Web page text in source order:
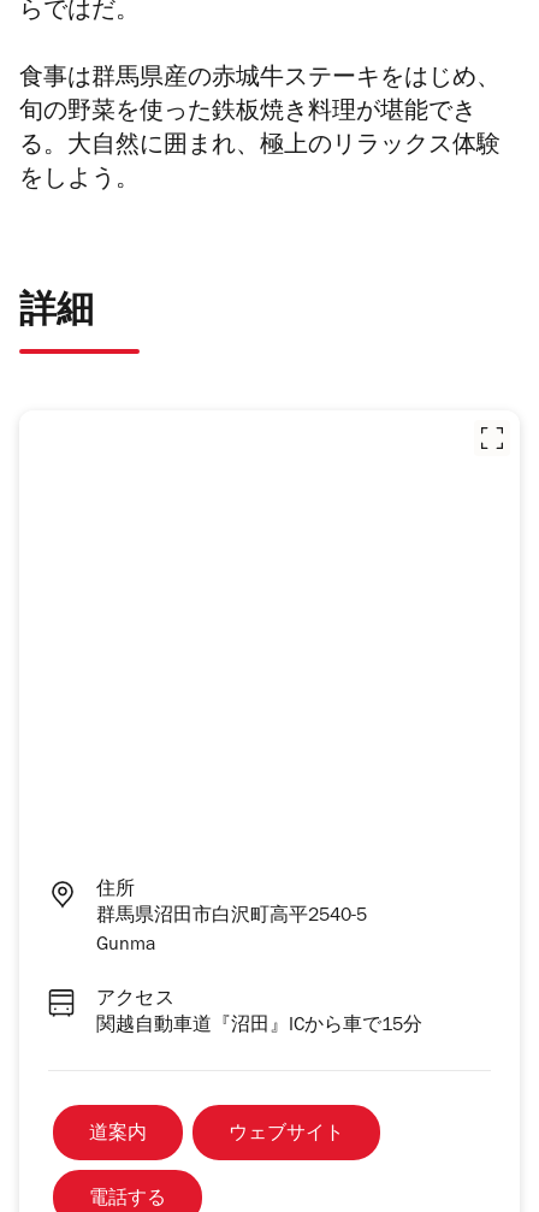
らではだ。
食事は群馬県産の赤城牛ステーキをはじめ、
旬の野菜を使った鉄板焼き料理が堪能でき
る。大自然に囲まれ、極上のリラックス体験
をしよう。
詳細
住所
群馬県沼田市白沢町高平2540-5
Gunma
アクセス
関越自動車道『沼田』ICから車で15分
道案内 ウェブサイト
電話する